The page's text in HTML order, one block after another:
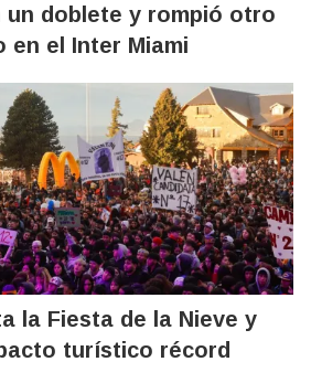
un doblete y rompió otro
en el Inter Miami
la Fiesta de la Nieve y
turístico récord